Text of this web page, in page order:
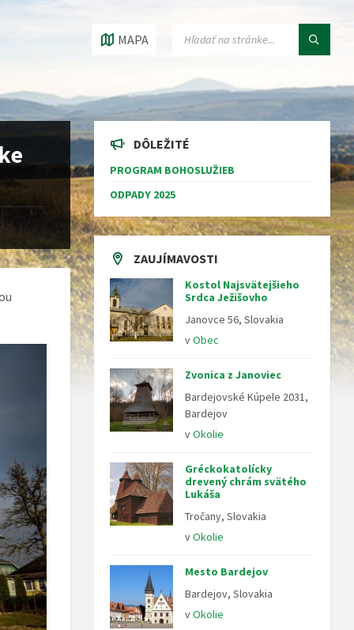
MAPA
DÔLEŽITÉ
PROGRAM BOHOSLUŽIEB
ODPADY 2025
ZAUJÍMAVOSTI
Kostol Najsvätejšieho
Srdca Ježišovho
Janovce 56, Slovakia
vObec
Zvonica z Janoviec
Bardejovské Kúpele 2031,
Bardejov
vOkolie
Gréckokatolícky
drevený chrám svätého
Lukáša
Tročany, Slovakia
vOkolie
Mesto Bardejov
Bardejov, Slovakia
vOkolie